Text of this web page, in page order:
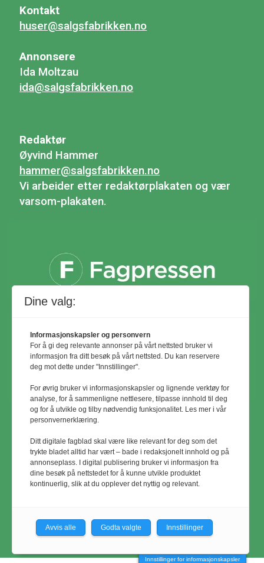
Kontakt
huser@salgsfabrikken.no
Annonsere
Ida Moltzau
ida@salgsfabrikken.no
Redaktør
Øyvind Hammer
hammer@salgsfabrikken.no
Vi arbeider etter redaktørplakaten og vær
varsom-plakaten.
© Utemiljø24 & Idrettsanlegg 2024
Materialet er vernet etter åndsverkloven.
Uten uttrykkelig samtykke er
eksemplarfremstilling bare tillatt når det er
Innstillinger for informasjonskapsler
Dine valg:
Informasjonskapsler og personvern
For å gi deg relevante annonser på vårt nettsted bruker vi
informasjon fra ditt besøk på vårt nettsted. Du kan reservere
deg mot dette under "Innstillinger".
For øvrig bruker vi informasjonskapsler og lignende verktøy for
analyse, for å sammenligne nettlesere, tilpasse innhold til deg
og for å utvikle og tilby nødvendig funksjonalitet. Les mer i vår
personvernerklæring.
Ditt digitale fagblad skal være like relevant for deg som det
trykte bladet alltid har vært – bade i redaksjonelt innhold og på
annonseplass. I digital publisering bruker vi informasjon fra
dine besøk på nettstedet for å kunne utvikle produktet
kontinuerlig, slik at du opplever det nyttig og relevant.
Avvis alle Godta valgte Innstillinger